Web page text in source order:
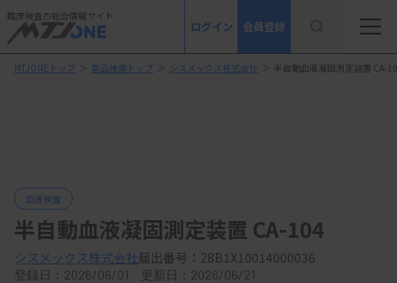
臨床検査の総合情報サイト
ログイン 会員登録
MTJONEトップ ＞ 製品検索トップ ＞ シスメックス株式会社 ＞ 半自動血液凝固測定装置 CA-
血液検査
半自動血液凝固測定装置 CA-104
シスメックス株式会社届出番号：28B1X10014000036
登録日：2026/06/01 更新日：2026/06/21